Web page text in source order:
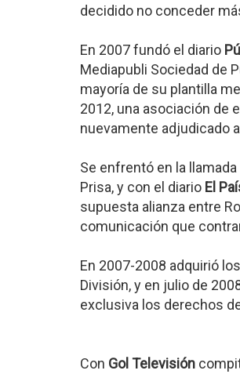
decidido no conceder
En 2007 fundó el diario
Mediapubli Sociedad de
mayoría de su plantilla
2012, una asociación de
nuevamente adjudicado
Se enfrentó en la llamada
Prisa, y con el diario El
supuesta alianza entre
comunicación que
En 2007-2008 adquirió
División, y en julio de
exclusiva los derechos
Con Gol Televisión